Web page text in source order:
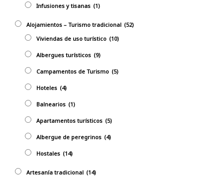
Infusiones y tisanas (1)
Alojamientos – Turismo tradicional (52)
Viviendas de uso turístico (10)
Albergues turísticos (9)
Campamentos de Turismo (5)
Hoteles (4)
Balnearios (1)
Apartamentos turísticos (5)
Albergue de peregrinos (4)
Hostales (14)
Artesaní­a tradicional (14)